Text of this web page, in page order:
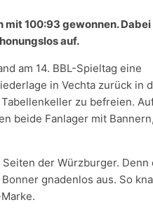
mit 100:93 gewonnen. Dabei
auf.
am 14. BBL-Spieltag eine
in Vechta zurück in
zu befreien.
beide Fanlager mit Bannern,
der Würzburger. Denn
gnadenlos aus. So